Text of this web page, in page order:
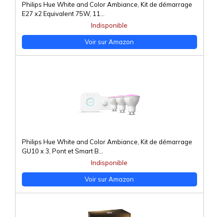
Philips Hue White and Color Ambiance, Kit de démarrage
E27 x2 Equivalent 75W, 11...
Indisponible
Voir sur Amazon
Philips Hue White and Color Ambiance, Kit de démarrage
GU10 x 3, Pont et Smart B...
Indisponible
Voir sur Amazon